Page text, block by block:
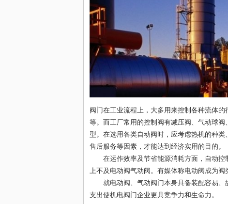
阀门在工业流程上，大多用来控制各种流体
等。而工厂常用的控制阀有减压阀、气动球
型。在选用各类自动阀时，应考虑热机的种
售后服务等因素，才能达到经济实用的目的。
在运作效率及节省能源消耗方面，自动控
上不及电动阀气动阀。有媒体称电动阀成为阀
就电动阀、气动阀门本身具备装配容易、
支出使机电阀门企业更具竞争力和生命力。